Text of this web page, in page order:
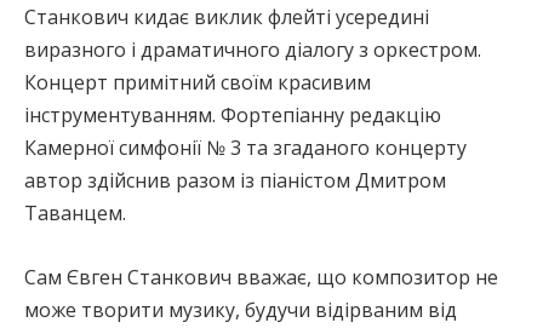
Станкович кидає виклик флейті усередині
виразного і драматичного діалогу з оркестром.
Концерт примітний своїм красивим
інструментуванням. Фортепіанну редакцію
Камерної симфонії № 3 та згаданого концерту
автор здійснив разом із піаністом Дмитром
Таванцем.
Сам Євген Станкович вважає, що композитор не
може творити музику, будучи відірваним від